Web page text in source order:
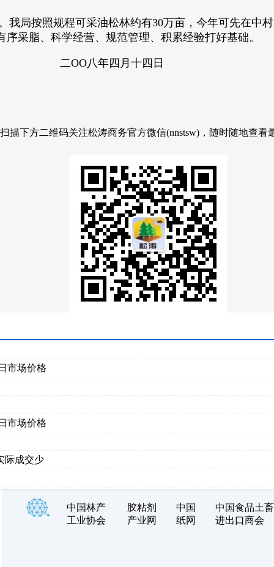
按照规程可采油松林约有30万亩，今年可先在中村
采脂、科学经营、规范管理、积累经验打好基础。
月十四日
描下方二维码关注松涛商务官方微信(nnstsw)，随时随地查看
市场价格
市场价格
际成交少
中国林产
工业协会
胶粘剂
产业网
中国
纸网
中国食品土畜
进出口商会